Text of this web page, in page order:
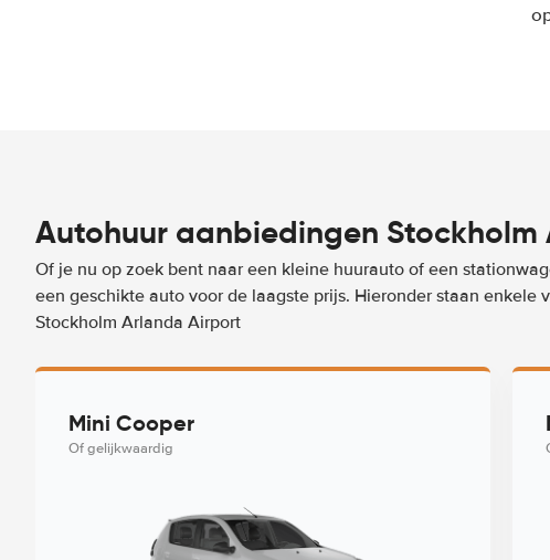
Autohuur aanbiedingen
Of je nu op zoek bent naar een kleine huurauto of een
een geschikte auto voor de laagste prijs. Hieronder staan enkele
Stockholm Arlanda Airport
Mini Cooper
Of gelijkwaardig